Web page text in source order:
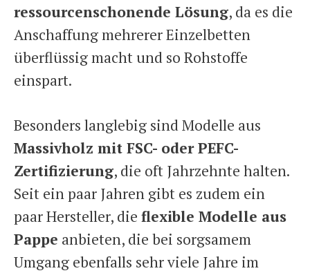
ressourcenschonende Lösung, da es die
Anschaffung mehrerer Einzelbetten
überflüssig macht und so Rohstoffe
einspart.
Besonders langlebig sind Modelle aus
Massivholz mit FSC- oder PEFC-
Zertifizierung, die oft Jahrzehnte halten.
Seit ein paar Jahren gibt es zudem ein
paar Hersteller, die flexible Modelle aus
Pappe anbieten, die bei sorgsamem
Umgang ebenfalls sehr viele Jahre im